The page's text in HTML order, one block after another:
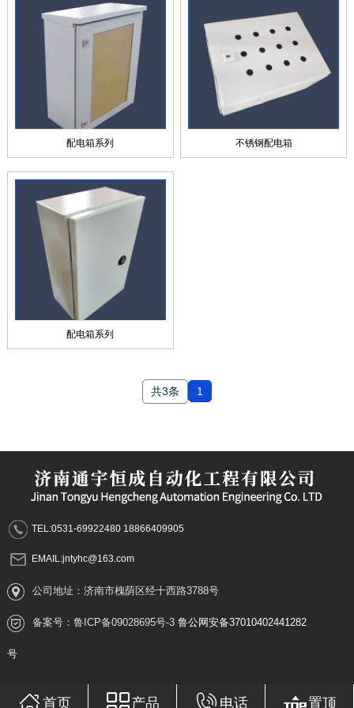
配电箱系列 不锈钢配电箱
配电箱系列
共3条 1
TEL:0531-69922480 18866409905
EMAIL:jntyhc@163.com
公司地址：济南市槐荫区经十西路3788号
备案号： 鲁ICP备09028695号-3 鲁公网安备37010402441282
号
首页 产品 电话 置顶